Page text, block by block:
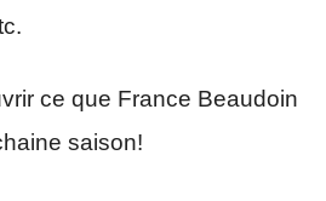
ce que France Beaudoin
saison!